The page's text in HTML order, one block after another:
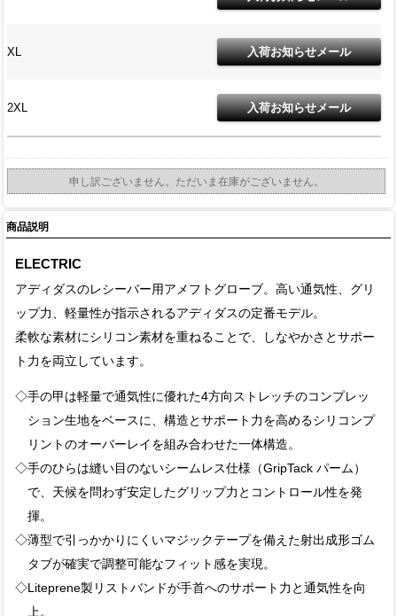
XL
2XL
申し訳ございません。ただいま在庫がございません。
商品説明
ELECTRIC
アディダスのレシーバー用アメフトグローブ。高い通気性、グリ
ップ力、軽量性が指示されるアディダスの定番モデル。
柔軟な素材にシリコン素材を重ねることで、しなやかさとサポー
ト力を両立しています。
◇手の甲は軽量で通気性に優れた4方向ストレッチのコンプレッ
ション生地をベースに、構造とサポート力を高めるシリコンプ
リントのオーバーレイを組み合わせた一体構造。
◇手のひらは縫い目のないシームレス仕様（GripTack パーム）
で、天候を問わず安定したグリップ力とコントロール性を発
揮。
◇薄型で引っかかりにくいマジックテープを備えた射出成形ゴム
タブが確実で調整可能なフィット感を実現。
◇Liteprene製リストバンドが手首へのサポート力と通気性を向
上。